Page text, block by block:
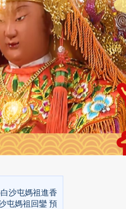
沙屯媽祖進香
屯媽祖回鑾 預